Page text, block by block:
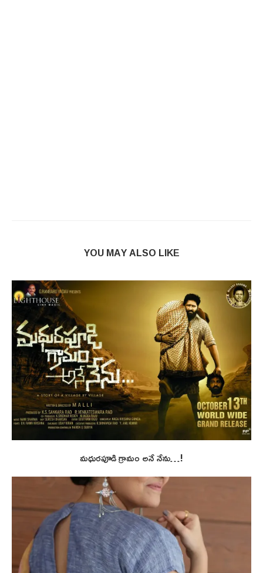
YOU MAY ALSO LIKE
మధురపూడి గ్రామం అనే నేను…!